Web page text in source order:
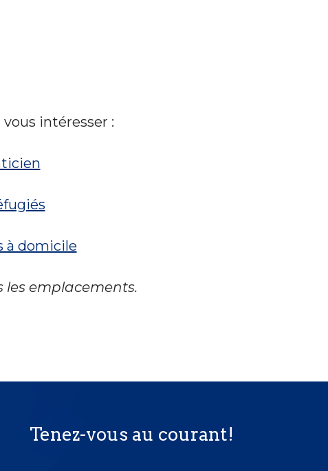
intéresser :
à domicile
les emplacements.
Tenez-vous au courant!